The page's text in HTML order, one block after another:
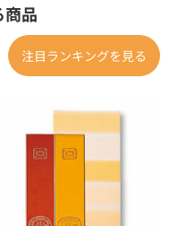
商品
注目ランキングを見る